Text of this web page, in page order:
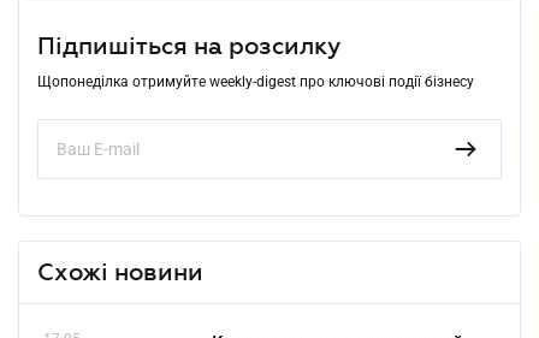
Підпишіться на розсилку
Щопонеділка отримуйте weekly-digest про ключові події бізнесу
Схожі новини